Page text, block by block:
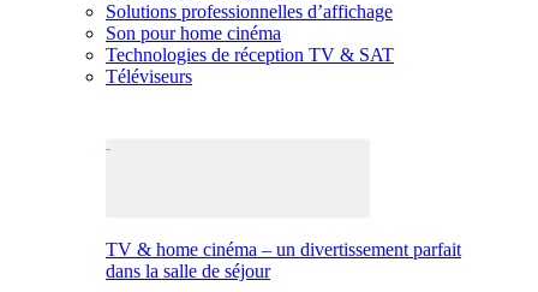
Solutions professionnelles d’affichage
Son pour home cinéma
Technologies de réception TV & SAT
Téléviseurs
TV & home cinéma – un divertissement parfait
dans la salle de séjour